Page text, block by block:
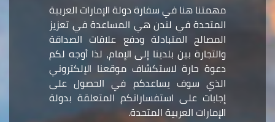
مهمتنا هنا في سفارة دولة الإمارات العربية
المتحدة في لندن هي المساعدة في تعزيز
المصالح المتبادلة ودفع علاقات الصداقة
والتجارة بين بلدينا إلى الإمام، لذا أوجه لكم
دعوة حارة لاستكشاف موقعنا الإلكتروني
الذي سوف يساعدكم في الحصول على
إجابات على استفساراتكم المتعلقة بدولة
الإمارات العربية المتحدة.